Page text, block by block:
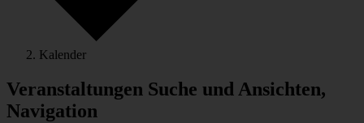
Kalender
Veranstaltungen Suche und Ansichten,
Navigation